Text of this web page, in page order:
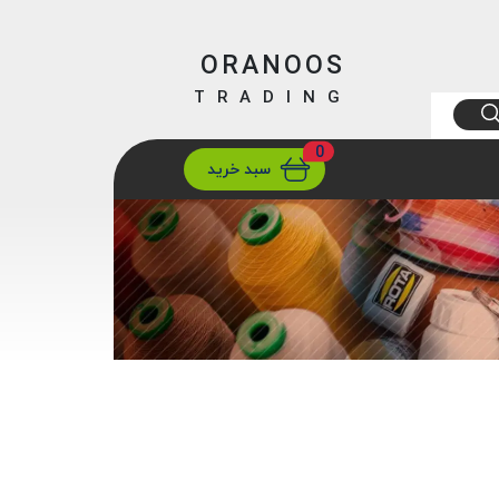
ارسالتهران/ تهران
ORANOOS
TRADING
0
سبد خرید